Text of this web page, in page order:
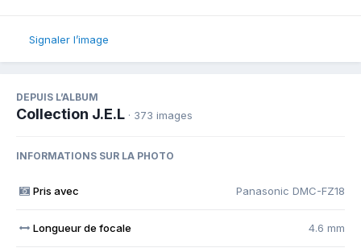
Signaler l’image
DEPUIS L’ALBUM
Collection J.E.L · 373 images
INFORMATIONS SUR LA PHOTO
Pris avec Panasonic DMC-FZ18
Longueur de focale 4.6 mm